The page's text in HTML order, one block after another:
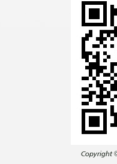
Copyright